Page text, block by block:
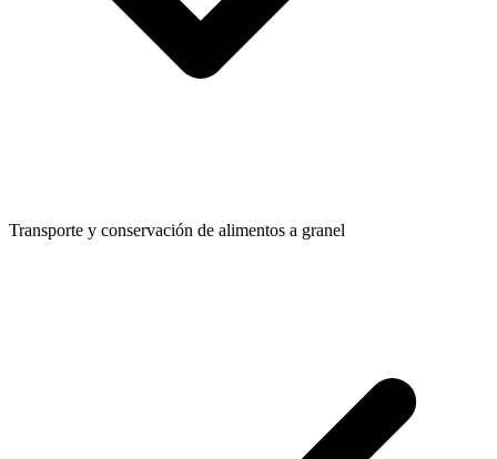
Transporte y conservación de alimentos a granel